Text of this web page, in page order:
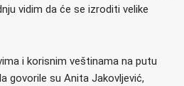
vidim da će se izroditi velike
i korisnim veštinama na putu
govorile su Anita Jakovljević,